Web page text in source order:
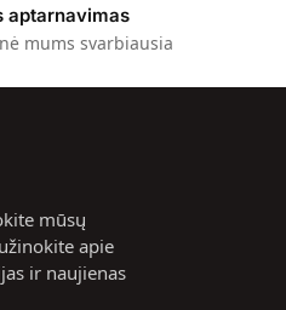
aptarnavimas
mums svarbiausia
mūsų
apie
ir naujienas